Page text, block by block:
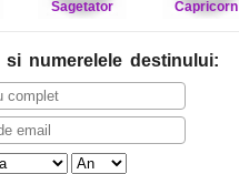
Sagetator Capricorn
si numerelele destinului: